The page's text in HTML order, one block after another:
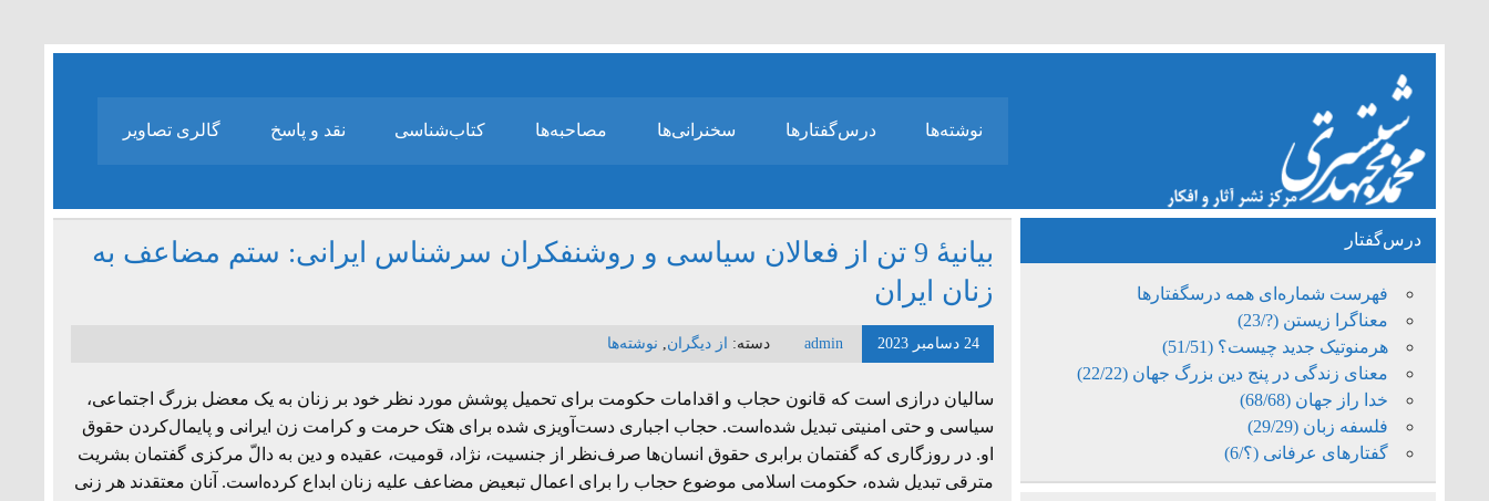
نوشته‌ها درس‌گفتارها سخنرانی‌ها مصاحبه‌ها کتاب‌شناسی نقد و پاسخ گالری تصاویر
بیانیۀ 9 تن از فعالان سیاسی و روشنفکران سرشناس ایرانی: ستم مضاعف به
زنان ایران
24 دسامبر 2023 admin دسته: از دیگران, نوشته‌ها
سالیان درازی است که قانون حجاب و اقدامات حکومت برای تحمیل پوشش مورد نظر خود بر زنان به یک معضل بزرگ اجتماعی،
سیاسی و حتی امنیتی تبدیل شده‌است. حجاب اجباری دست‌آویزی شده برای هتک حرمت و کرامت زن ایرانی و پایمال‌کردن حقوق
او. در روزگاری که گفتمان برابری حقوق انسان‌ها صرف‌نظر از جنسیت، نژاد، قومیت، عقیده و دین به دالّ مرکزی گفتمان بشریت
مترقی تبدیل شده، حکومت اسلامی موضوع حجاب را برای اعمال تبعیض مضاعف علیه زنان ابداع کرده‌است. آنان معتقدند هر زنی
درس‌گفتار
فهرست شماره‌ای همه درسگفتارها
معناگرا زیستن (?/23)
هرمنوتیک جدید چیست؟ (51/51)
معنای زندگی در پنج دین بزرگ جهان (22/22)
خدا راز جهان (68/68)
فلسفه زبان (29/29)
گفتارهای عرفانی (؟/6)